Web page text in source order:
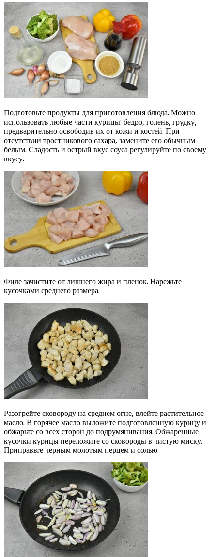
Подготовьте продукты для приготовления блюда. Можно
использовать любые части курицы: бедро, голень, грудку,
предварительно освободив их от кожи и костей. При
отсутствии тростникового сахара, замените его обычным
белым. Сладость и острый вкус соуса регулируйте по своему
вкусу.
Филе зачистите от лишнего жира и пленок. Нарежьте
кусочками среднего размера.
Разогрейте сковороду на среднем огне, влейте растительное
масло. В горячее масло выложите подготовленную курицу и
обжарьте со всех сторон до подрумянивания. Обжаренные
кусочки курицы переложите со сковороды в чистую миску.
Приправьте черным молотым перцем и солью.